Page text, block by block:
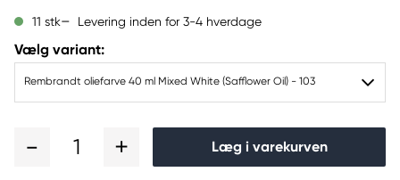
11 stk Levering inden for 3-4 hverdage
Vælg variant:
Rembrandt oliefarve 40 ml Mixed White (Safflower Oil) - 103
1 Læg i varekurven